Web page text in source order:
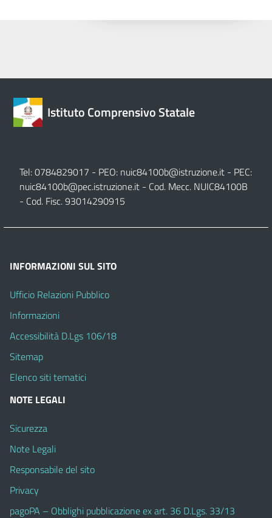
Istituto Comprensivo Statale
Tel: 0784829017 - PEO: nuic84100b@istruzione.it - PEC:
nuic84100b@pec.istruzione.it - Cod. Mecc. NUIC84100B
- Cod. Fisc. 93014290915
INFORMAZIONI SUL SITO
Ufficio Relazioni Pubblico
Informazioni
Accessibilità D.Lgs 106/18
Sitemap
Elenco siti tematici
NOTE LEGALI
Sicurezza
Note Legali
Responsabile del sito
Privacy
pagoPA – Obblighi pubblicazione ex art. 36 D.Lgs. 33/13